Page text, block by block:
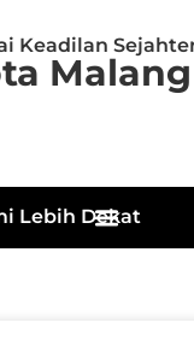
Keadilan
Malang
Lebih Dekat